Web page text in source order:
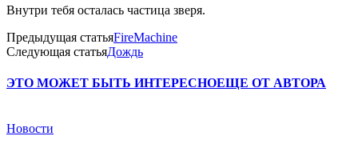
Внутри тебя осталась частица зверя.
Предыдущая статьяFireMachine
Следующая статьяДождь
ЭТО МОЖЕТ БЫТЬ ИНТЕРЕСНОЕЩЕ ОТ АВТОРА
Новости